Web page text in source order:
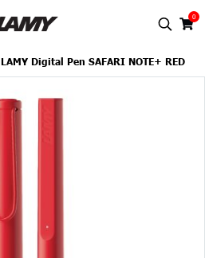
0
LAMY Digital Pen SAFARI NOTE+ RED